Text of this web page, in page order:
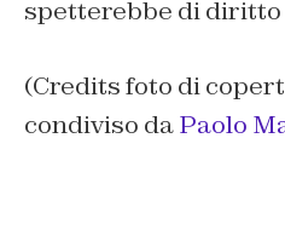
spetterebbe di diritto
(Credits foto di
condiviso daPaolo